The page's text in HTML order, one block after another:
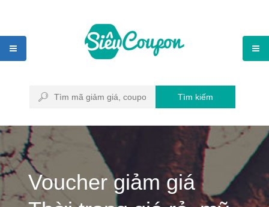
Tìm kiếm
Voucher giảm giá